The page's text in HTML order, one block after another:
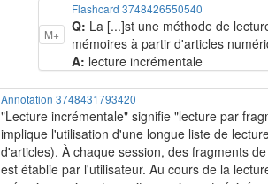
M+
Flashcard 3748426550540
Q: La [...]st une méthode de
mémoires à partir d'articles
A: lecture incrémentale
Annotation 3748431793420
"Lecture incrémentale" signifie "lecture par
implique l'utilisation d'une longue liste de
d'articles). À chaque session, des fragments
est établie par l'utilisateur. Au cours de la